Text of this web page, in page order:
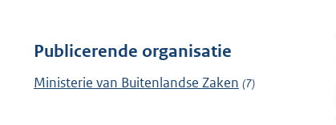
Publicerende organisatie
Ministerie van Buitenlandse Zaken (7)